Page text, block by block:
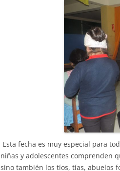
Esta fecha es muy especial para
niñas y adolescentes comprenden
sino también los tíos, tías, abuelos
Els
Memòria
Proposta